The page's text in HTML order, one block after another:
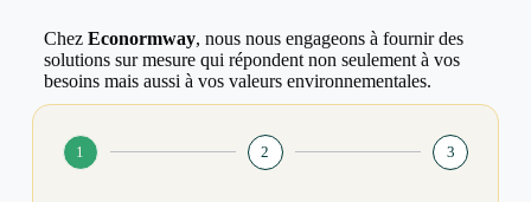
Chez Econormway, nous nous engageons à fournir des
solutions sur mesure qui répondent non seulement à vos
besoins mais aussi à vos valeurs environnementales.
1 2 3